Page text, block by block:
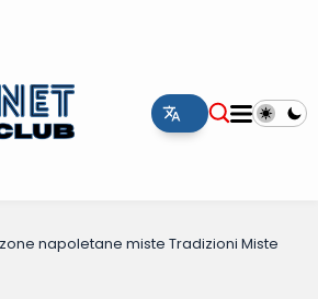
napoletane miste Tradizioni Miste